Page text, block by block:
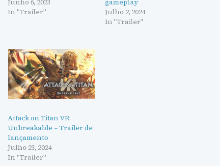
Junho 6, 2023
In "Trailer"
gameplay
Julho 2, 2024
In "Trailer"
Attack on Titan VR:
Unbreakable – Trailer de
lançamento
Julho 23, 2024
In "Trailer"